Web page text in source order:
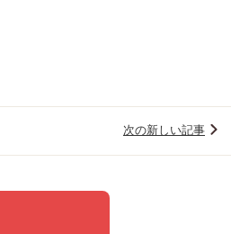
次の新しい記事